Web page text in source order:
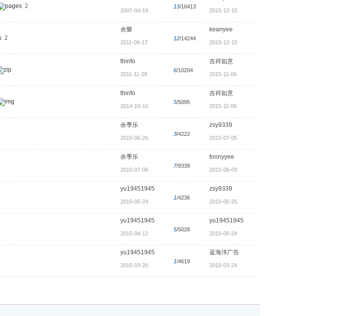
2
2007-04-19
13/16413
2015-12-15
2
余樂
2011-06-17
12/14244
keanyee
2015-12-15
thinfo
2011-11-28
6/10204
吉祥如意
2015-11-06
thinfo
2014-10-10
5/5095
吉祥如意
2015-11-06
余季乐
2015-06-26
3/4222
zsy9339
2015-07-05
余季乐
2010-07-06
7/9339
fonnyyee
2015-06-09
yu19451945
2015-05-24
1/4236
zsy9339
2015-05-25
yu19451945
2015-04-12
5/5028
yu19451945
2015-05-24
yu19451945
2015-03-20
1/4619
蓝海洋广告
2015-03-24